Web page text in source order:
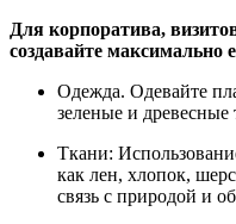
Для корпоратива,
создавайте максимально
Одежда. Одевайте
зеленые и древесные
Ткани:
как лен, хлопок,
связь с природой и